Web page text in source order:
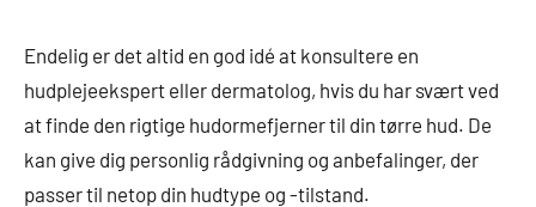
Endelig er det altid en god idé at konsultere en
hudplejeekspert eller dermatolog, hvis du har svært ved
at finde den rigtige hudormefjerner til din tørre hud. De
kan give dig personlig rådgivning og anbefalinger, der
passer til netop din hudtype og -tilstand.